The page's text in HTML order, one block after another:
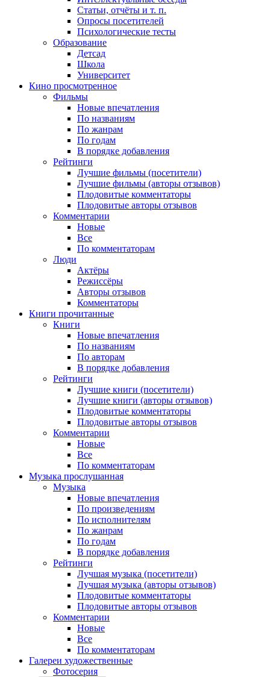
Статьи, отчёты и т. п.
Опросы посетителей
Психологические тесты
Образование
Детсад
Школа
Университет
Кино просмотренное
Фильмы
Новые впечатления
По названиям
По жанрам
По годам
В порядке добавления
Рейтинги
Лучшие фильмы (посетители)
Лучшие фильмы (авторы отзывов)
Плодовитые комментаторы
Плодовитые авторы отзывов
Комментарии
Новые
Все
По комментаторам
Люди
Актёры
Режиссёры
Авторы отзывов
Комментаторы
Книги прочитанные
Книги
Новые впечатления
По названиям
По авторам
В порядке добавления
Рейтинги
Лучшие книги (посетители)
Лучшие книги (авторы отзывов)
Плодовитые комментаторы
Плодовитые авторы отзывов
Комментарии
Новые
Все
По комментаторам
Музыка прослушанная
Музыка
Новые впечатления
По произведениям
По исполнителям
По жанрам
По годам
В порядке добавления
Рейтинги
Лучшая музыка (посетители)
Лучшая музыка (авторы отзывов)
Плодовитые комментаторы
Плодовитые авторы отзывов
Комментарии
Новые
Все
По комментаторам
Галереи художественные
Фотосерия